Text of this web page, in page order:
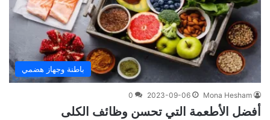
باطنة وجهاز هضمي
Mona Hesham
2023-09-06
0
أفضل الأطعمة التي تحسن وظائف الكلى